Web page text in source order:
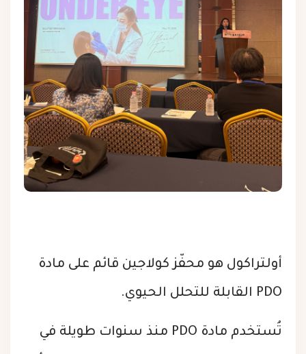
أولتراكول هو محفّز كولاجين قائم على مادة
PDO القابلة للتحلل الحيوي.
تُستخدم مادة PDO منذ سنوات طويلة في